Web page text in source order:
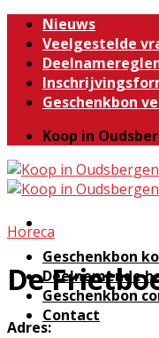
Skip
content
Nieuws
Veelgestelde
Geschenkbon
Koop in
Geschenkbon
Deelnemende
Geschenkbon
Contact
Horeca
De
Adres: